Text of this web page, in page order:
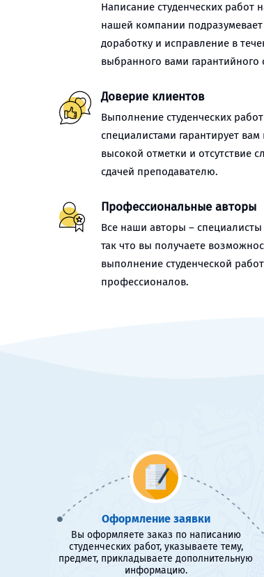
Написание студенческих работ
нашей компании
доработку и исправление в
выбранного вами гарантийного
Доверие клиентов
Выполнение студенческих
специалистами гарантирует
высокой отметки и отсутствие
сдачей преподавателю.
Профессиональные авторы
Все наши авторы – специалисты
так что вы получаете
выполнение студенческой
профессионалов.
Оформление заявки
Вы оформляете заказ по написанию
студенческих работ, указываете тему,
предмет, прикладываете дополнительную
информацию.